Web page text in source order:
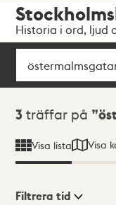
navigationen
huvudinnehållet
Historia i ord, ljud
Sök
Sökresultat
3 träffar på
Visa lista Visa
Filtrera tid